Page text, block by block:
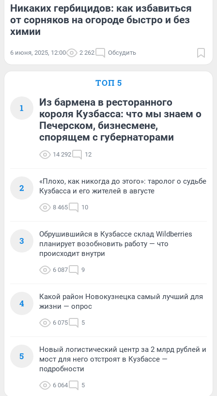
Никаких гербицидов: как избавиться
от сорняков на огороде быстро и без
химии
6 июня, 2025, 12:00 2 262 Обсудить
ТОП 5
1
Из бармена в ресторанного
короля Кузбасса: что мы знаем о
Печерском, бизнесмене,
спорящем с губернаторами
14 292 12
2
«Плохо, как никогда до этого»: таролог о судьбе
Кузбасса и его жителей в августе
8 465 10
3
Обрушившийся в Кузбассе склад Wildberries
планирует возобновить работу — что
происходит внутри
6 087 9
4
Какой район Новокузнецка самый лучший для
жизни — опрос
6 075 5
5
Новый логистический центр за 2 млрд рублей и
мост для него отстроят в Кузбассе —
подробности
6 064 5